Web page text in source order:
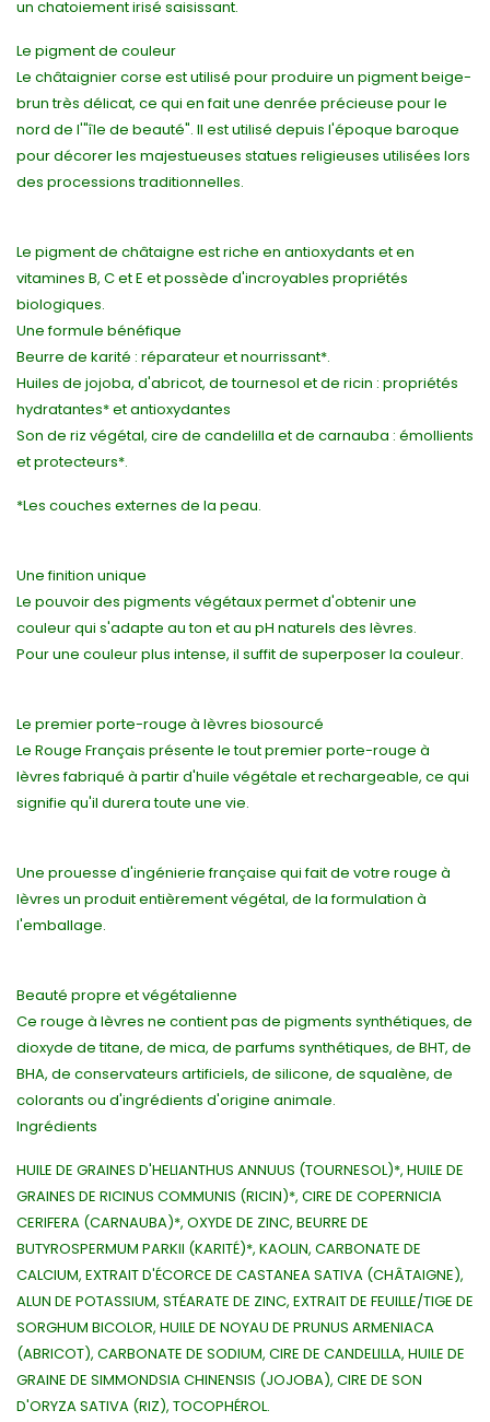
un chatoiement irisé saisissant.
Le pigment de couleur
Le châtaignier corse est utilisé pour produire un pigment beige-
brun très délicat, ce qui en fait une denrée précieuse pour le
nord de l'"île de beauté". Il est utilisé depuis l'époque baroque
pour décorer les majestueuses statues religieuses utilisées lors
des processions traditionnelles.
Le pigment de châtaigne est riche en antioxydants et en
vitamines B, C et E et possède d'incroyables propriétés
biologiques.
Une formule bénéfique
Beurre de karité : réparateur et nourrissant*.
Huiles de jojoba, d'abricot, de tournesol et de ricin : propriétés
hydratantes* et antioxydantes
Son de riz végétal, cire de candelilla et de carnauba : émollients
et protecteurs*.
*Les couches externes de la peau.
Une finition unique
Le pouvoir des pigments végétaux permet d'obtenir une
couleur qui s'adapte au ton et au pH naturels des lèvres.
Pour une couleur plus intense, il suffit de superposer la couleur.
Le premier porte-rouge à lèvres biosourcé
Le Rouge Français présente le tout premier porte-rouge à
lèvres fabriqué à partir d'huile végétale et rechargeable, ce qui
signifie qu'il durera toute une vie.
Une prouesse d'ingénierie française qui fait de votre rouge à
lèvres un produit entièrement végétal, de la formulation à
l'emballage.
Beauté propre et végétalienne
Ce rouge à lèvres ne contient pas de pigments synthétiques, de
dioxyde de titane, de mica, de parfums synthétiques, de BHT, de
BHA, de conservateurs artificiels, de silicone, de squalène, de
colorants ou d'ingrédients d'origine animale.
Ingrédients
HUILE DE GRAINES D'HELIANTHUS ANNUUS (TOURNESOL)*, HUILE DE
GRAINES DE RICINUS COMMUNIS (RICIN)*, CIRE DE COPERNICIA
CERIFERA (CARNAUBA)*, OXYDE DE ZINC, BEURRE DE
BUTYROSPERMUM PARKII (KARITÉ)*, KAOLIN, CARBONATE DE
CALCIUM, EXTRAIT D'ÉCORCE DE CASTANEA SATIVA (CHÂTAIGNE),
ALUN DE POTASSIUM, STÉARATE DE ZINC, EXTRAIT DE FEUILLE/TIGE DE
SORGHUM BICOLOR, HUILE DE NOYAU DE PRUNUS ARMENIACA
(ABRICOT), CARBONATE DE SODIUM, CIRE DE CANDELILLA, HUILE DE
GRAINE DE SIMMONDSIA CHINENSIS (JOJOBA), CIRE DE SON
D'ORYZA SATIVA (RIZ), TOCOPHÉROL.